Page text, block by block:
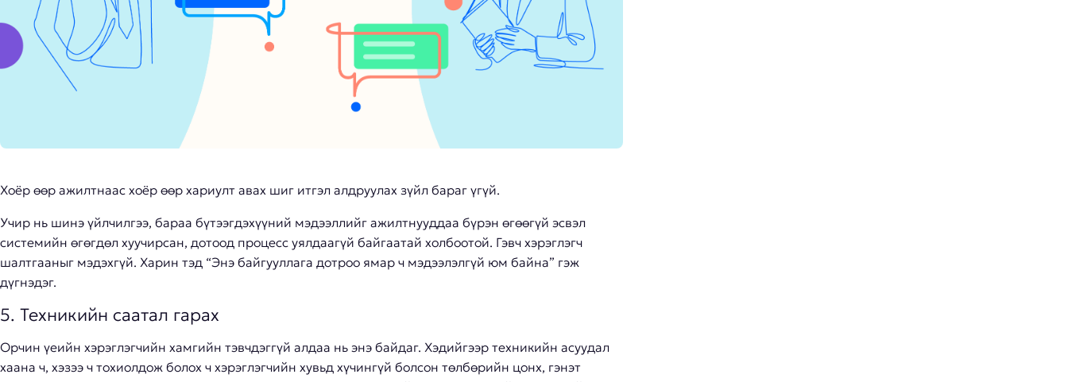
Хоёр өөр ажилтнаас хоёр өөр хариулт авах шиг итгэл алдруулах зүйл бараг үгүй.
Учир нь шинэ үйлчилгээ, бараа бүтээгдэхүүний мэдээллийг ажилтнууддаа бүрэн өгөөгүй эсвэл
системийн өгөгдөл хуучирсан, дотоод процесс уялдаагүй байгаатай холбоотой. Гэвч хэрэглэгч
шалтгааныг мэдэхгүй. Харин тэд “Энэ байгууллага дотроо ямар ч мэдээлэлгүй юм байна” гэж
дүгнэдэг.
5. Техникийн саатал гарах
Орчин үеийн хэрэглэгчийн хамгийн тэвчдэггүй алдаа нь энэ байдаг. Хэдийгээр техникийн асуудал
хаана ч, хэзээ ч тохиолдож болох ч хэрэглэгчийн хувьд хүчингүй болсон төлбөрийн цонх, гэнэт